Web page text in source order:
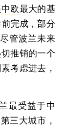
中欧最大的基
完成，部分
管波兰未来
推销的一个
考虑进去，
最受益于中
三大城市，